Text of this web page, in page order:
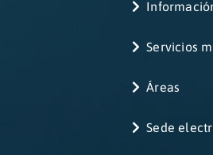
Servicios
Áreas
Sede